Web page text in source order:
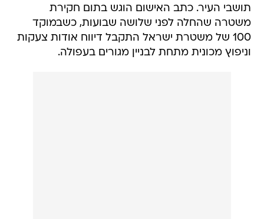
תושבי העיר. כתב האישום הוגש בתום חקירת
משטרה שהחלה לפני שלושה שבועות, כשבמוקד
100 של משטרת ישראל התקבל דיווח אודות צעקות
וניפוץ מכונית מתחת לבניין מגורים בעפולה.